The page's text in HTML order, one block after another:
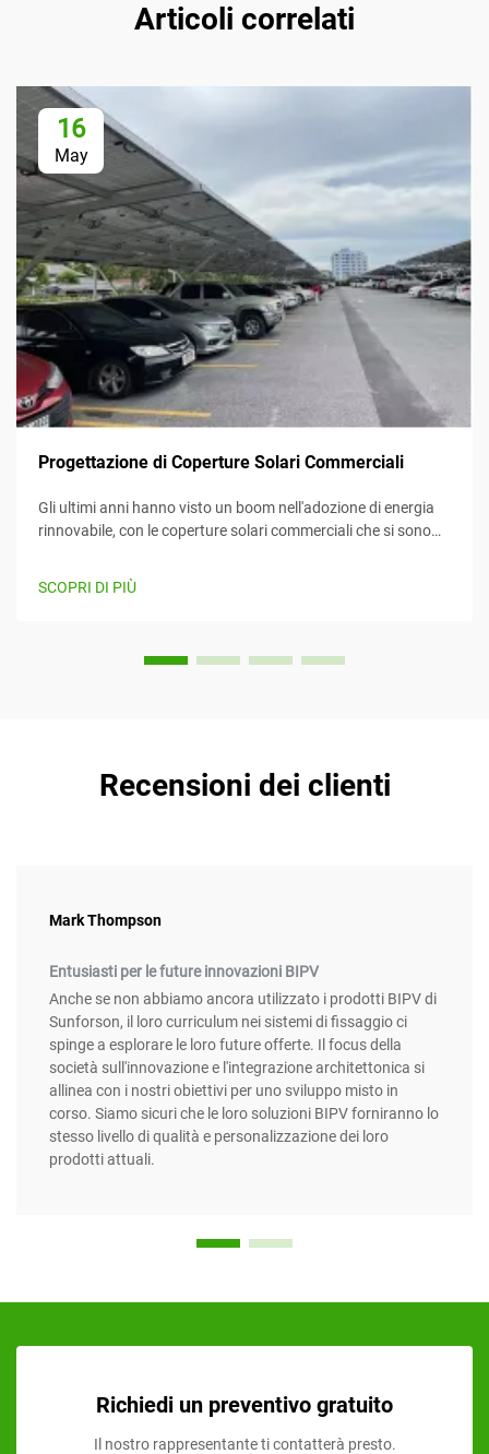
Articoli correlati
16
May
Progettazione di Coperture Solari Commerciali
Gli ultimi anni hanno visto un boom nell'adozione di energia
rinnovabile, con le coperture solari commerciali che si sono
l'energia solare mentre forniscono contemporaneamente
SCOPRI DI PIÙ
Recensioni dei clienti
Mark Thompson
Entusiasti per le future innovazioni BIPV
Anche se non abbiamo ancora utilizzato i prodotti BIPV di
Sunforson, il loro curriculum nei sistemi di fissaggio ci
spinge a esplorare le loro future offerte. Il focus della
società sull'innovazione e l'integrazione architettonica si
allinea con i nostri obiettivi per uno sviluppo misto in
corso. Siamo sicuri che le loro soluzioni BIPV forniranno lo
stesso livello di qualità e personalizzazione dei loro
prodotti attuali.
Richiedi un preventivo gratuito
Il nostro rappresentante ti contatterà presto.